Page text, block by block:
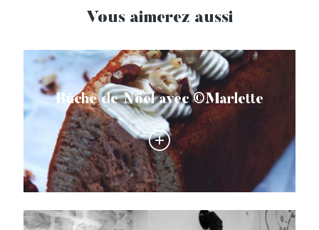
Vous aimerez aussi
Bûche de Nöel avec ©Marlette